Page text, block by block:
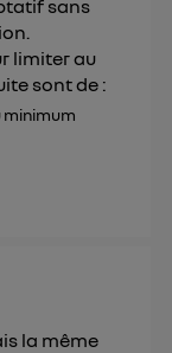
sans
limiter au
sont de :
minimum
la même
de ce site.
la